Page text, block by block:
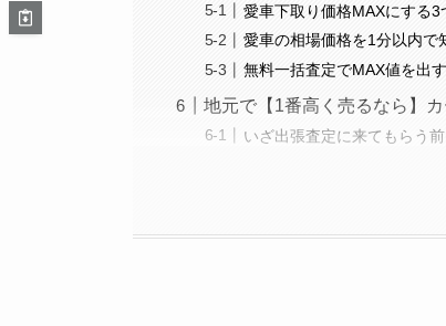
愛車下取り価格MAXにする3
愛車の相場価格を1分以内で
無料一括査定でMAX値を出
地元で【1番高く売るなら】
いざ出張査定に来てもらう